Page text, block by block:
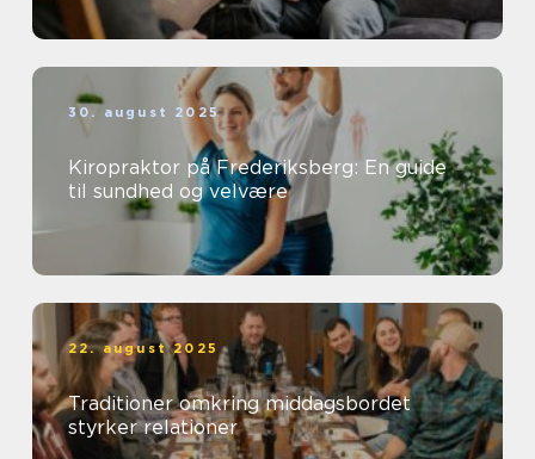
30. august 2025
Kiropraktor på Frederiksberg: En guide
til sundhed og velvære
22. august 2025
Traditioner omkring middagsbordet
styrker relationer